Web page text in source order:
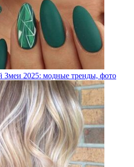
Змеи 2025: модные тренды, фото